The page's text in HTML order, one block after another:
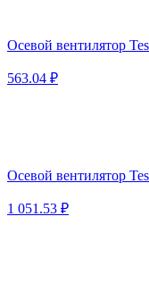
Осевой вентилятор
563.04 ₽
Осевой вентилятор
1 051.53 ₽